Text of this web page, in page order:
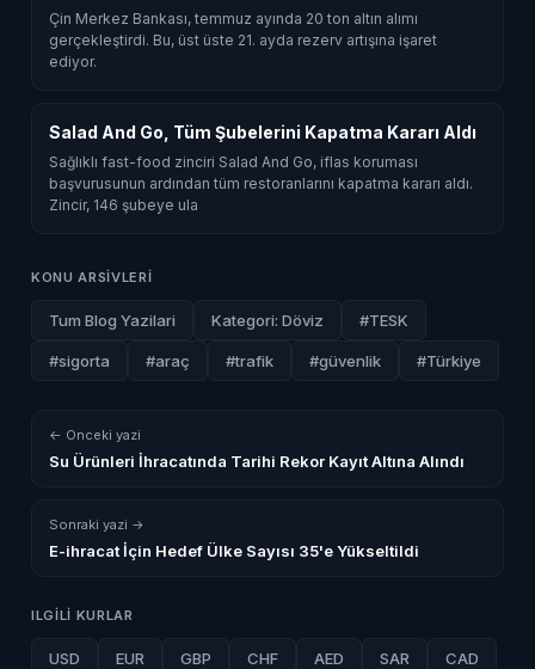
Çin Merkez Bankası, temmuz ayında 20 ton altın alımı
gerçekleştirdi. Bu, üst üste 21. ayda rezerv artışına işaret
ediyor.
Salad And Go, Tüm Şubelerini Kapatma Kararı Aldı
Sağlıklı fast-food zinciri Salad And Go, iflas koruması
başvurusunun ardından tüm restoranlarını kapatma kararı aldı.
Zincir, 146 şubeye ula
KONU ARSIVLERI
Tum Blog Yazilari Kategori: Döviz #TESK
#sigorta #araç #trafik #güvenlik #Türkiye
← Onceki yazi
Su Ürünleri İhracatında Tarihi Rekor Kayıt Altına Alındı
Sonraki yazi →
E-ihracat İçin Hedef Ülke Sayısı 35'e Yükseltildi
ILGILI KURLAR
USD EUR GBP CHF AED SAR CAD